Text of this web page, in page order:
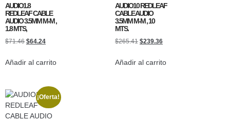
AUDIO1.8
REDLEAF CABLE
AUDIO 3.5MM M-M ,
1.8 MTS,
$71.46 $64.24
Añadir al carrito
AUDIO10 REDLEAF
CABLE AUDIO
3.5MM M-M , 10
MTS.
$265.41 $239.36
Añadir al carrito
¡Oferta!